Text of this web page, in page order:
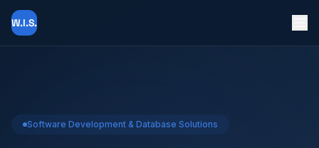
W.I.S.
Software Development & Database Solutions